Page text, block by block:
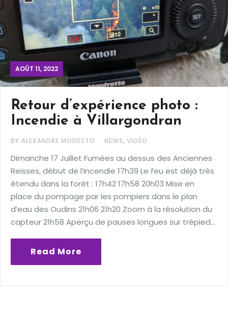
AOÛT 11, 2022
Retour d’expérience photo :
Incendie à Villargondran
BY ALEXANDRE MODESTO NEWS, VIDÉO
Dimanche 17 Juillet Fumées au dessus des Anciennes
Reisses, début de l’incendie 17h39 Le feu est déjà très
étendu dans la forêt : 17h42 17h58 20h03 Mise en
place du pompage par les pompiers dans le plan
d’eau des Oudins 21h06 21h20 Zoom à la résolution du
capteur 21h58 Aperçu de pauses longues sur trépied…
Read More